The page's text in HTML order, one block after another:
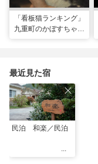
「看板猫ランキング」
九重町のかぼすちゃ
最近見た宿
民泊 和楽／民泊